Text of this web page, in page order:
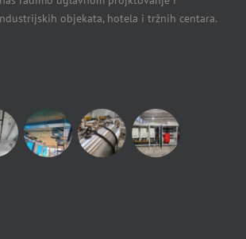
objekata, hotela i tržnih centara.